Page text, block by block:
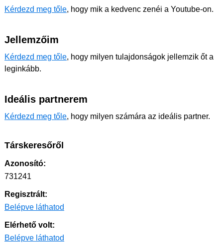
Kérdezd meg tőle, hogy mik a kedvenc zenéi a Youtube-on.
Jellemzőim
Kérdezd meg tőle, hogy milyen tulajdonságok jellemzik őt a
leginkább.
Ideális partnerem
Kérdezd meg tőle, hogy milyen számára az ideális partner.
Társkeresőről
Azonosító:
731241
Regisztrált:
Belépve láthatod
Elérhető volt:
Belépve láthatod